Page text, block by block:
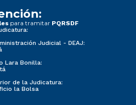
para tramitar PQRSDF
Judicial - DEAJ:
Lara Bonilla:
de la Judicatura:
la Bolsa